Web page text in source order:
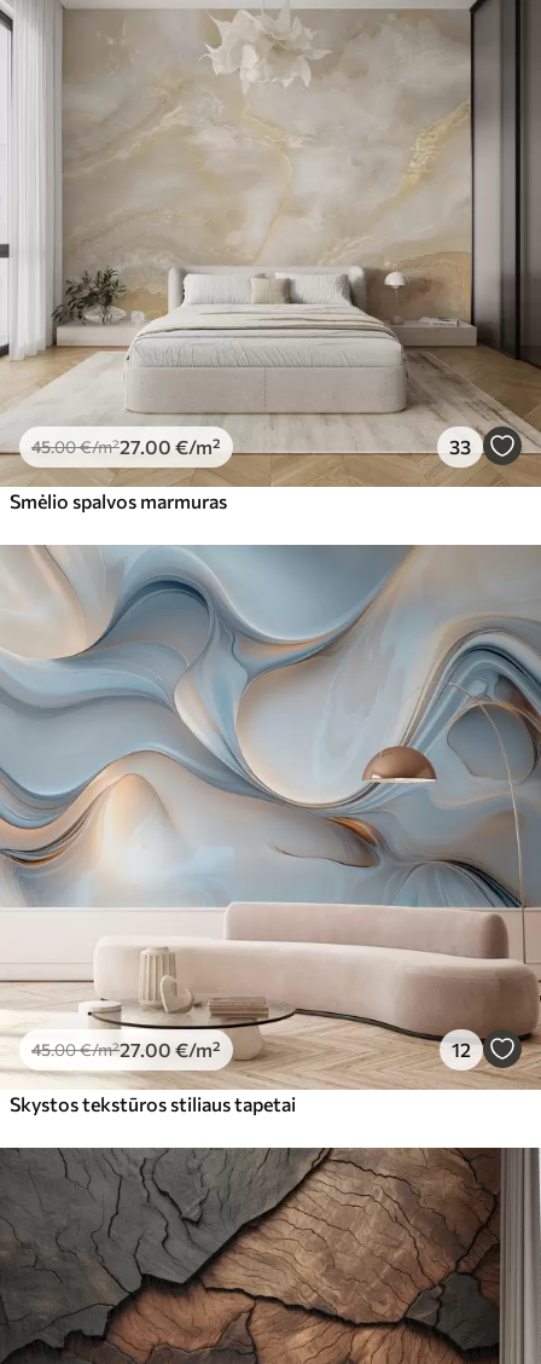
45.00€/m²27 .00 €/m² 33
Smėlio spalvos marmuras
45.00€/m²27.00 €/m² 12
Skystos tekstūros stiliaus tapetai